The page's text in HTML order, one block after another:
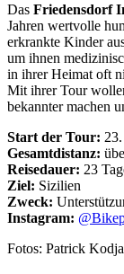
Das Friedensdorf
Jahren wertvolle
erkrankte Kinder
um ihnen
in ihrer Heimat oft
Mit ihrer Tour
bekannter machen
Start der Tour:
Gesamtdistanz:
Reisedauer: 23
Ziel: Sizilien
Zweck:
Instagram:
Fotos: Patrick